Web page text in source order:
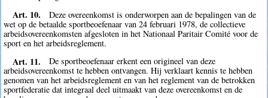
Art. 10.
Deze overeenkomst is onderworpen aan de bepalingen van de
wet op de betaalde sportbeoefenaar van 24 februari 1978, de collectieve
arbeidsovereenkomsten afgesloten in het Nationaal Paritair Comité voor de
sport en het arbeidsreglement.
Art. 11.
De sportbeoefenaar erkent een origineel van deze
arbeidsovereenkomst te hebben ontvangen. Hij verklaart kennis te hebben
genomen van het arbeidsreglement en van het reglement van de betrokken
sportfederatie dat integraal deel uitmaakt van deze overeenkomst en de